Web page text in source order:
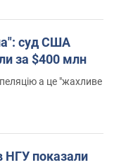
суд США
за $400 млн
а це "жахливе
НГУ показали